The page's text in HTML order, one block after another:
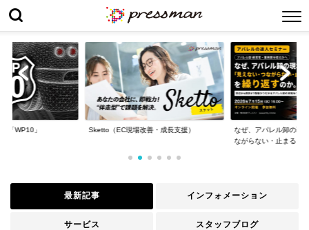
「WP10」 Sketto（EC現場改善・成長支援）
なぜ、アパレル卸の現
ながらない・止まる...
最新記事 インフォメーション
サービス スタッフブログ